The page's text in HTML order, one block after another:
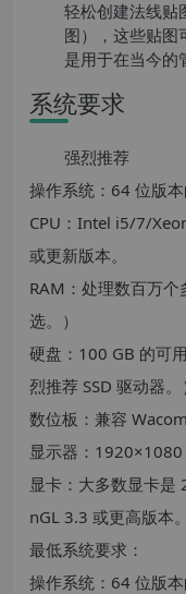
轻松创建法线贴
图），这些贴图
是用于在当今的
系统要求
强烈推荐
操作系统：64 位版
CPU：Intel i5/7/
或更新版本。
RAM：处理数百万
选。）
硬盘：100 GB 的可
烈推荐 SSD 驱动器。
数位板：兼容
显示器：1920×1080
显卡：大多数显卡是
nGL 3.3 或更高版本。
最低系统要求：
操作系统：64 位版